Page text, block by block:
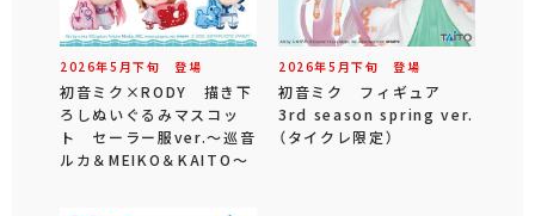
2026年5 月下旬 登場
初音ミク×RODY 描き下
ろしぬいぐるみマスコッ
ト セーラー服ver.～巡音
ルカ＆MEIKO＆KAITO～
2026年5 月下旬 登場
初音ミク フィギュア
3rd season spring ver.
（タイクレ限定）